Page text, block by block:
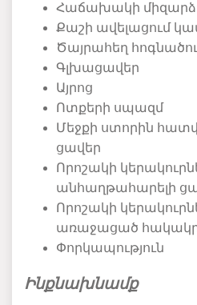
Հաճախակի
Քաշի ավելացում
Ծայրահեղ
Գլխացավեր
Այրոց
Ոտքերի սպազմ
Մեջքի ստորին
ցավեր
Որոշակի
անհաղթահարելի
Որոշակի
առաջացած
Փորկապություն
Ինքնախնամք